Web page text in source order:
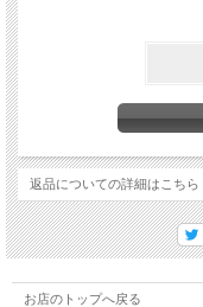
返品についての詳細はこちら
お店のトップへ戻る